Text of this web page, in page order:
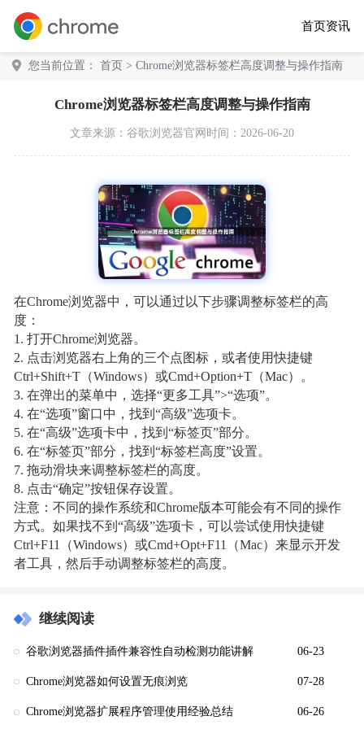
首页资讯
您当前位置： 首页 > Chrome浏览器标签栏高度调整与操作指南
Chrome浏览器标签栏高度调整与操作指南
文章来源： 谷歌浏览器官网 时间：2026-06-20
在Chrome浏览器中，可以通过以下步骤调整标签栏的高
度：
1. 打开Chrome浏览器。
2. 点击浏览器右上角的三个点图标，或者使用快捷键
Ctrl+Shift+T（Windows）或Cmd+Option+T（Mac）。
3. 在弹出的菜单中，选择“更多工具”>“选项”。
4. 在“选项”窗口中，找到“高级”选项卡。
5. 在“高级”选项卡中，找到“标签页”部分。
6. 在“标签页”部分，找到“标签栏高度”设置。
7. 拖动滑块来调整标签栏的高度。
8. 点击“确定”按钮保存设置。
注意：不同的操作系统和Chrome版本可能会有不同的操作
方式。如果找不到“高级”选项卡，可以尝试使用快捷键
Ctrl+F11（Windows）或Cmd+Opt+F11（Mac）来显示开发
者工具，然后手动调整标签栏的高度。
继续阅读
谷歌浏览器插件插件兼容性自动检测功能讲解 06-23
Chrome浏览器如何设置无痕浏览 07-28
Chrome浏览器扩展程序管理使用经验总结 06-26